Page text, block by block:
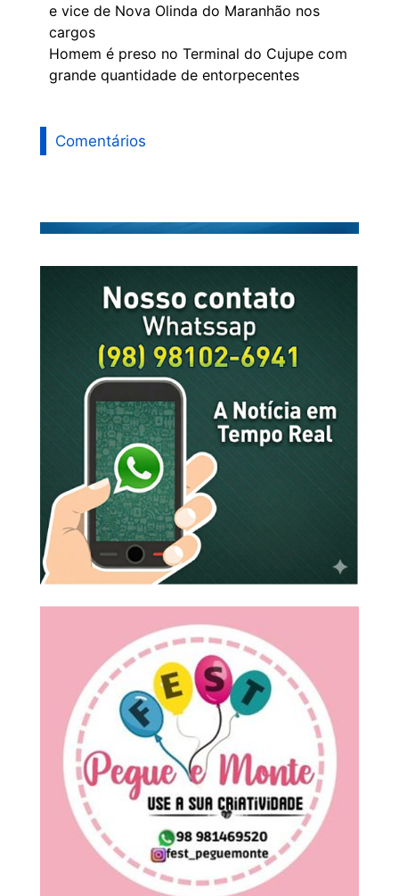
e vice de Nova Olinda do Maranhão nos
cargos
Homem é preso no Terminal do Cujupe com
grande quantidade de entorpecentes
Comentários